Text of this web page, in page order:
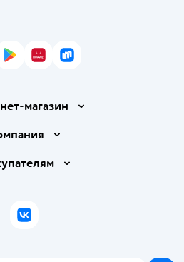
Google Play
AppGallery
RuStore
магазин
и оплата
продажи
файлов cookie
Вакансии
карты
ВКонтакте